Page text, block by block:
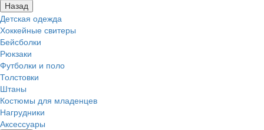
Назад
Детская одежда
Хоккейные свитеры
Бейсболки
Рюкзаки
Футболки и поло
Толстовки
Штаны
Костюмы для младенцев
Нагрудники
Аксессуары